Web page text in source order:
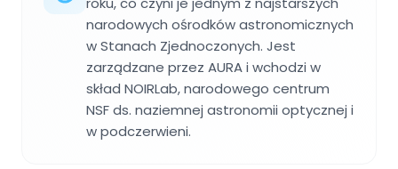
narodowych ośrodków astronomicznych
w Stanach Zjednoczonych. Jest
zarządzane przez AURA i wchodzi w
skład NOIRLab, narodowego centrum
NSF ds. naziemnej astronomii optycznej i
w podczerwieni.